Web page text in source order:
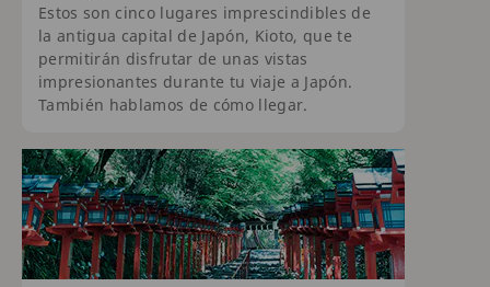
Estos son cinco lugares imprescindibles de
la antigua capital de Japón, Kioto, que te
permitirán disfrutar de unas vistas
impresionantes durante tu viaje a Japón.
También hablamos de cómo llegar.